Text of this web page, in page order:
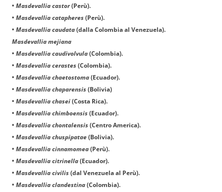
• Masdevallia castor(Perù).
• Masdevallia catapheres (Perù).
• Masdevallia caudata (dalla Colombia al Venezuela).
Masdevallia mejiana
• Masdevallia caudivolvula (Colombia).
• Masdevallia cerastes (Colombia).
• Masdevallia chaetostoma (Ecuador).
• Masdevallia chaparensis (Bolivia)
• Masdevallia chasei (Costa Rica).
• Masdevallia chimboensis (Ecuador).
• Masdevallia chontalensis (Centro America).
• Masdevallia chuspipatae (Bolivia).
• Masdevallia cinnamomea (Perù).
• Masdevallia citrinella (Ecuador).
• Masdevallia civilis (dal Venezuela al Perù).
• Masdevallia clandestina (Colombia).